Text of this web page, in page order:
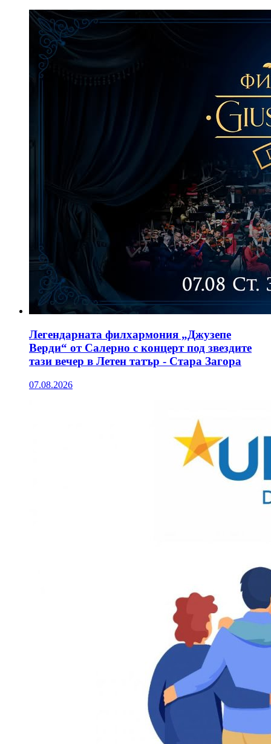
Легендарната филхармония „Джузепе
Верди“ от Салерно с концерт под звездите
тази вечер в Летен татър - Стара Загора
07.08.2026